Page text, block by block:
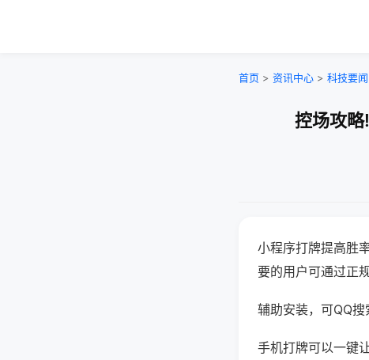
首页 > 资讯中心 > 科技要闻
控场攻
小程序打牌提高胜
要的用户可通过正
辅助安装，可QQ
手机打牌可以一键